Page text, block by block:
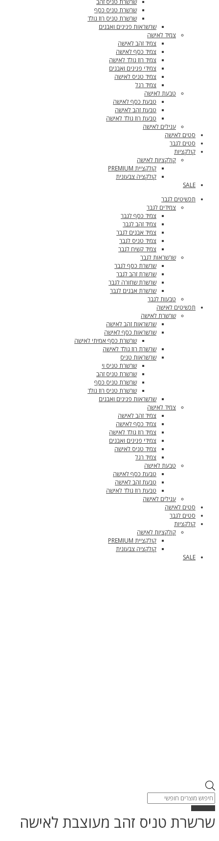
שרשרת טניס זהב
שרשרת טניס כסף
שרשרת טניס רוז גולד
שרשראות פנינים ואבנים
צמיד לאישה
צמיד זהב לאישה
צמיד כסף לאישה
צמיד רוז גולד לאישה
צמידי פנינים ואבנים
צמיד טניס לאישה
צמיד רגל
טבעת לאישה
טבעת כסף לאישה
טבעת זהב לאישה
טבעת רוז גולד לאישה
עגילים לאישה
סטים לאישה
סטים לגבר
קולקציות
קולקציות לאישה
קולקציית PREMIUM
קולקציה צבעונית
SALE
תכשיטים לגבר
צמידים לגבר
צמיד כסף לגבר
צמיד זהב לגבר
צמיד אבנים לגבר
צמיד טניס לגבר
צמיד קשיח לגבר
שרשראות לגבר
שרשרת כסף לגבר
שרשרת זהב לגבר
שרשרת שחורה לגבר
שרשרת אבנים לגבר
טבעות לגבר
תכשיטים לאישה
שרשרת לאישה
שרשראות זהב לאישה
שרשראות כסף לאישה
שרשרת כסף אמיתי לאישה
שרשרת רוז גולד לאישה
שרשראות טניס
שרשרת טניס וי
שרשרת טניס זהב
שרשרת טניס כסף
שרשרת טניס רוז גולד
שרשראות פנינים ואבנים
צמיד לאישה
צמיד זהב לאישה
צמיד כסף לאישה
צמיד רוז גולד לאישה
צמידי פנינים ואבנים
צמיד טניס לאישה
צמיד רגל
טבעת לאישה
טבעת כסף לאישה
טבעת זהב לאישה
טבעת רוז גולד לאישה
עגילים לאישה
סטים לאישה
סטים לגבר
קולקציות
קולקציות לאישה
קולקציית PREMIUM
קולקציה צבעונית
SALE
Products
search
שרשרת טניס זהב מעוצבת לאישה